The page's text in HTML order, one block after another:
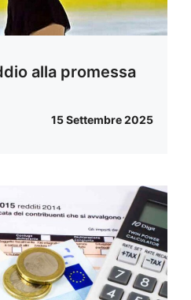
alla promessa
15 Settembre 2025